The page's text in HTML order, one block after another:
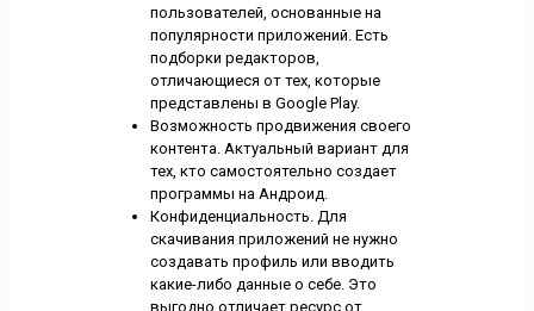
пользователей, основанные на
популярности приложений. Есть
подборки редакторов,
отличающиеся от тех, которые
представлены в Google Play.
Возможность продвижения своего
контента. Актуальный вариант для
тех, кто самостоятельно создает
программы на Андроид.
Конфиденциальность. Для
скачивания приложений не нужно
создавать профиль или вводить
какие-либо данные о себе. Это
выгодно отличает ресурс от